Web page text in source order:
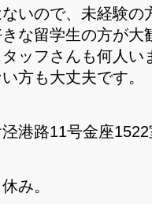
いので、未経験の
な留学生の方が大
ッフさんも何人い
方も大丈夫です。
泾港路11号金座
み。